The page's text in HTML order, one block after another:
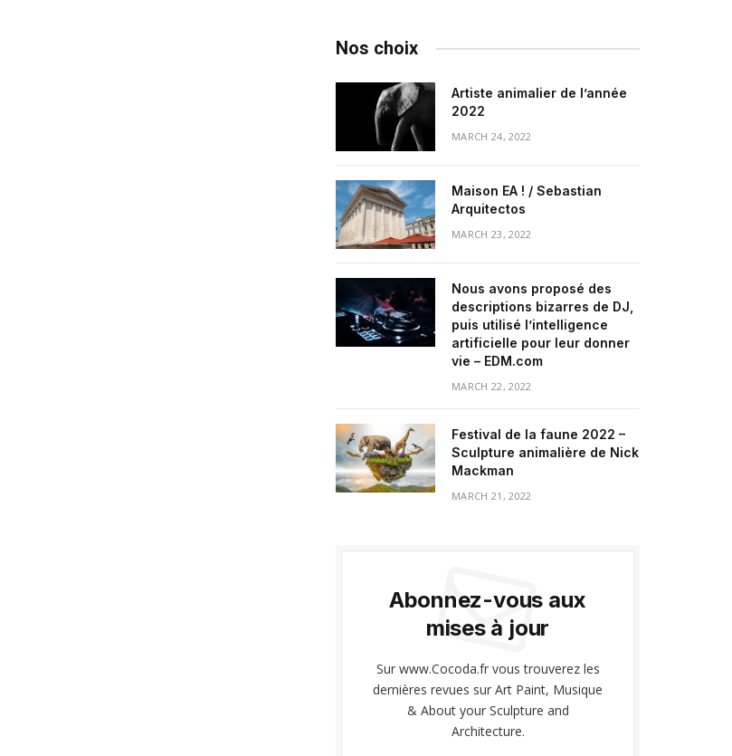
Nos choix
Artiste animalier de l’année
2022
MARCH 24, 2022
Maison EA ! / Sebastian
Arquitectos
MARCH 23, 2022
Nous avons proposé des
descriptions bizarres de DJ,
puis utilisé l’intelligence
artificielle pour leur donner
vie – EDM.com
MARCH 22, 2022
Festival de la faune 2022 –
Sculpture animalière de Nick
Mackman
MARCH 21, 2022
Abonnez-vous aux
mises à jour
Sur www.Cocoda.fr vous trouverez les
dernières revues sur Art Paint, Musique
& About your Sculpture and
Architecture.